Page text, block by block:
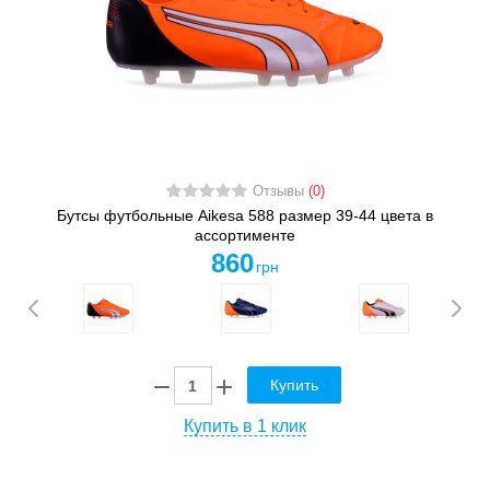
Отзывы (0)
Бутсы футбольные Aikesa 588 размер 39-44 цвета в
ассортименте
860 грн
Купить
Купить в 1 клик